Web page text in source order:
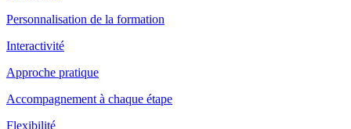
Personnalisation de la formation
Interactivité
Approche pratique
Accompagnement à chaque étape
Flexibilité